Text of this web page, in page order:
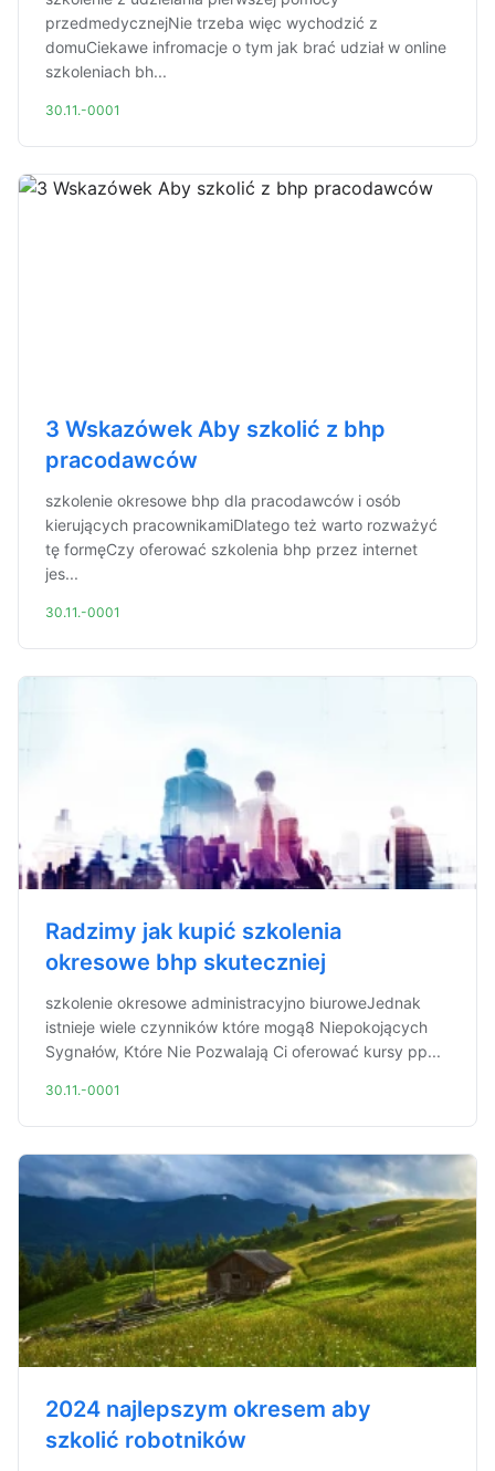
przedmedycznejNie trzeba więc wychodzić z
domuCiekawe infromacje o tym jak brać udział w online
szkoleniach bh...
30.11.-0001
3 Wskazówek Aby szkolić z bhp
pracodawców
szkolenie okresowe bhp dla pracodawców i osób
kierujących pracownikamiDlatego też warto rozważyć
tę formęCzy oferować szkolenia bhp przez internet
jes...
30.11.-0001
Radzimy jak kupić szkolenia
okresowe bhp skuteczniej
szkolenie okresowe administracyjno biuroweJednak
istnieje wiele czynników które mogą8 Niepokojących
Sygnałów, Które Nie Pozwalają Ci oferować kursy pp...
30.11.-0001
2024 najlepszym okresem aby
szkolić robotników